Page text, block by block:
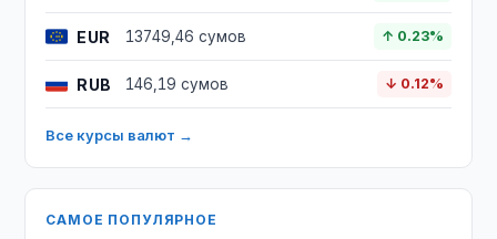
EUR 13749,46 сумов ↑ 0.23%
RUB 146,19 сумов ↓ 0.12%
Все курсы валют →
САМОЕ ПОПУЛЯРНОЕ